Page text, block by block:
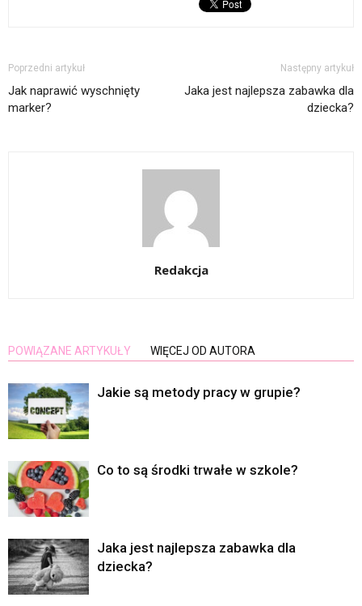
Poprzedni artykuł
Jak naprawić wyschnięty
marker?
Następny artykuł
Jaka jest najlepsza zabawka dla
dziecka?
Redakcja
POWIĄZANE ARTYKUŁY WIĘCEJ OD AUTORA
Jakie są metody pracy w grupie?
Co to są środki trwałe w szkole?
Jaka jest najlepsza zabawka dla
dziecka?